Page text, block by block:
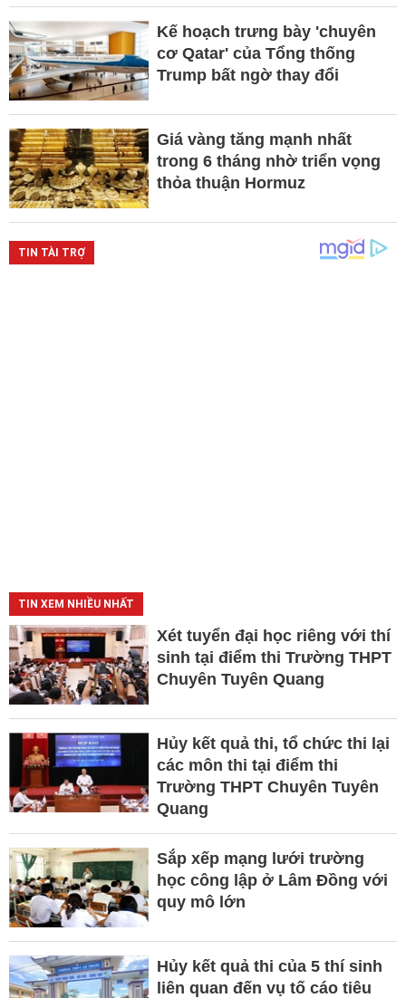
Kế hoạch trưng bày 'chuyên
cơ Qatar' của Tổng thống
Trump bất ngờ thay đổi
Giá vàng tăng mạnh nhất
trong 6 tháng nhờ triển vọng
thỏa thuận Hormuz
TIN XEM NHIỀU NHẤT
Xét tuyển đại học riêng với thí
sinh tại điểm thi Trường THPT
Chuyên Tuyên Quang
Hủy kết quả thi, tổ chức thi lại
các môn thi tại điểm thi
Trường THPT Chuyên Tuyên
Quang
Sắp xếp mạng lưới trường
học công lập ở Lâm Đồng với
quy mô lớn
Hủy kết quả thi của 5 thí sinh
liên quan đến vụ tố cáo tiêu